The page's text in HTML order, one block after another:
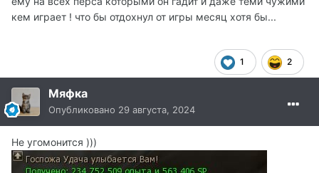
кем играет ! что бы отдохнул от игры месяц хотя бы...
1 2
Мяфка
Опубликовано 29 августа, 2024
Не угомонится )))